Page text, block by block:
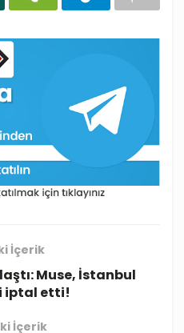
İçerik
Muse, İstanbul
iptal etti!
İçerik